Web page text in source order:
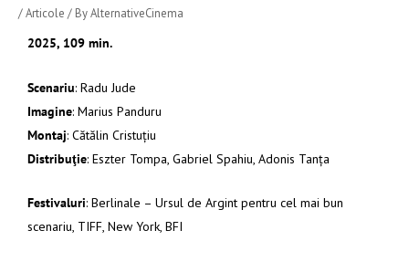
/Articole / ByAlternativeCinema
2025, 109 min.
Scenariu: Radu Jude
Imagine: Marius Panduru
Montaj: Cătălin Cristuţiu
Distribuţie: Eszter Tompa, Gabriel Spahiu, Adonis Tanţa
Festivaluri: Berlinale – Ursul de Argint pentru cel mai bun
scenariu, TIFF, New York, BFI